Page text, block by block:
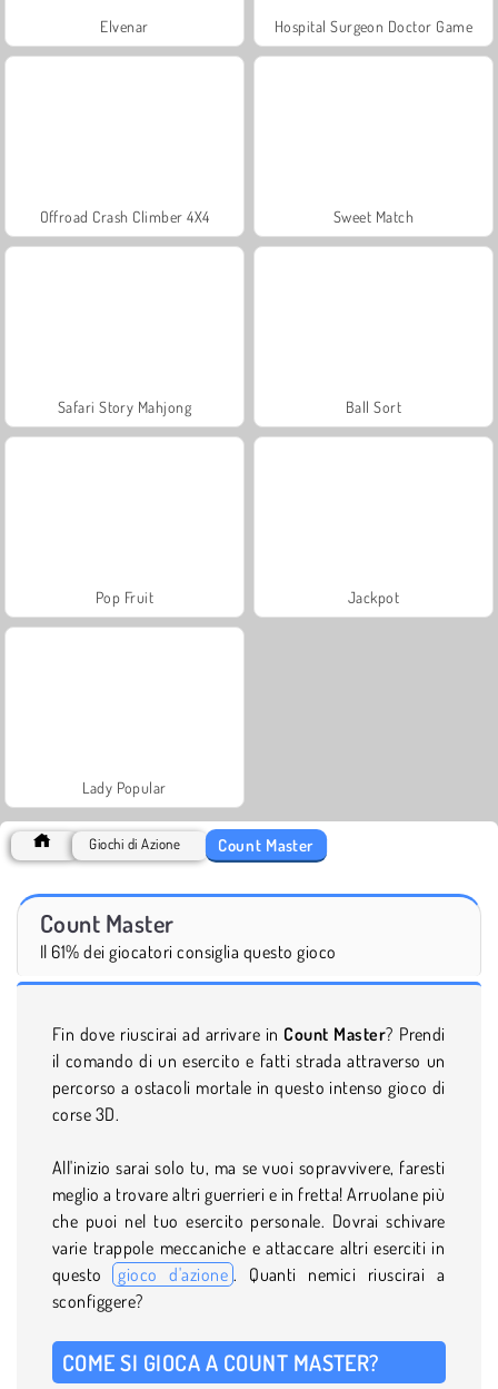
Elvenar Hospital Surgeon Doctor Game
Offroad Crash Climber 4X4 Sweet Match
Safari Story Mahjong Ball Sort
Pop Fruit Jackpot
Lady Popular
Giochi di Azione Count Master
Count Master
Il 61% dei giocatori consiglia questo gioco
Fin dove riuscirai ad arrivare in Count Master? Prendi
il comando di un esercito e fatti strada attraverso un
percorso a ostacoli mortale in questo intenso gioco di
corse 3D.
All'inizio sarai solo tu, ma se vuoi sopravvivere, faresti
meglio a trovare altri guerrieri e in fretta! Arruolane più
che puoi nel tuo esercito personale. Dovrai schivare
varie trappole meccaniche e attaccare altri eserciti in
questo gioco d'azione . Quanti nemici riuscirai a
sconfiggere?
COME SI GIOCA A COUNT MASTER?